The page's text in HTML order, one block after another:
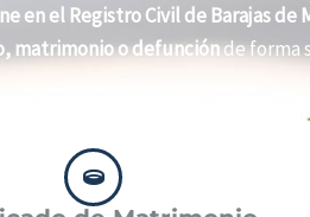
en el Registro Civil de Barajas de
matrimonio o defunciónde forma